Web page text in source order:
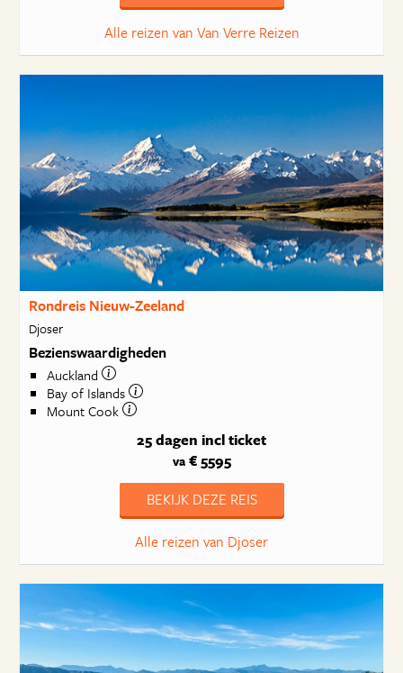
Alle reizen van Van Verre Reizen
Rondreis Nieuw-Zeeland
Djoser
Bezienswaardigheden
Auckland
Bay of Islands
Mount Cook
25 dagen incl ticket
va€ 5595
BEKIJK DEZE REIS
Alle reizen van Djoser